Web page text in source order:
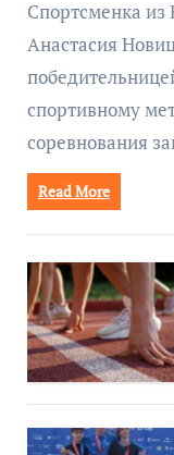
Спортсменка из
Анастасия
спортивному
соревнования
Read More